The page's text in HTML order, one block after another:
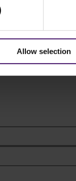
Allow selection